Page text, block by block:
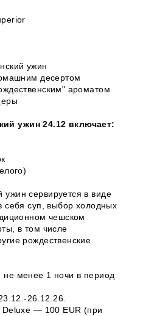
ужин
десертом
ароматом
ужин 24.12 включает:
ужин сервируется в виде
себя суп, выбор холодных
чешском
в том числе
рождественские
менее 1 ночи в период
26.12.26.
Deluxe — 100 EUR (при